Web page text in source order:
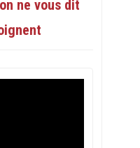
ne vous dit